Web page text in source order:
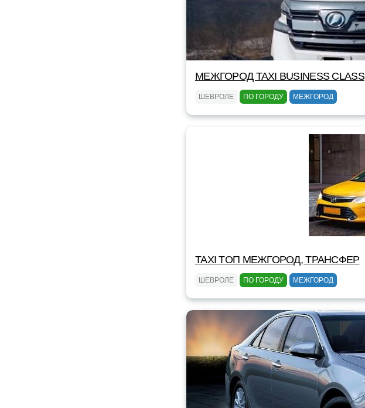
МЕЖГОРОД TAXI BUSINESS CLASS
ШЕВРОЛЕ ПО ГОРОДУ МЕЖГОРОД
TAXI TOП МЕЖГОРОД, ТРАНСФЕР
ШЕВРОЛЕ ПО ГОРОДУ МЕЖГОРОД